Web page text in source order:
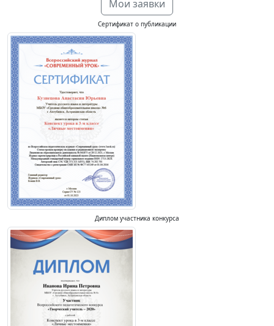
Мои заявки
Сертификат о публикации
Диплом участника конкурса